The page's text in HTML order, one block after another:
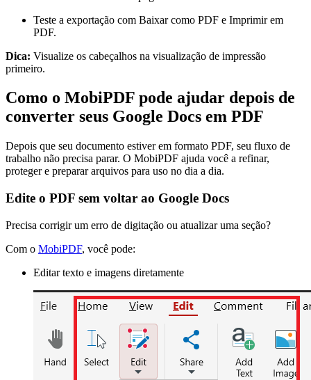
Teste a exportação com Baixar como PDF e Imprimir em
PDF.
Dica: Visualize os cabeçalhos na visualização de impressão
primeiro.
Como o MobiPDF pode ajudar depois de
converter seus Google Docs em PDF
Depois que seu documento estiver em formato PDF, seu fluxo de
trabalho não precisa parar. O MobiPDF ajuda você a refinar,
proteger e preparar arquivos para uso no dia a dia.
Edite o PDF sem voltar ao Google Docs
Precisa corrigir um erro de digitação ou atualizar uma seção?
Com o MobiPDF, você pode:
Editar texto e imagens diretamente